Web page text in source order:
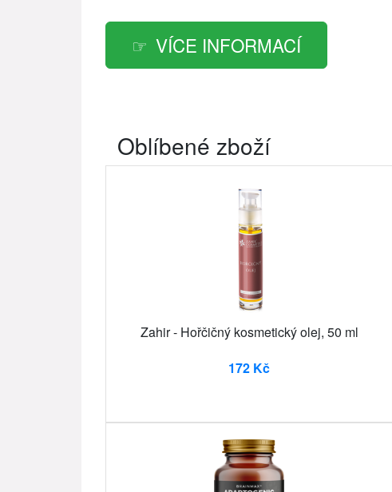
VÍCE INFORMACÍ
Oblíbené zboží
Zahir - Hořčičný kosmetický olej, 50 ml
172 Kč